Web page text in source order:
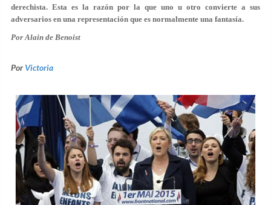
derechista. Esta es la razón por la que uno u otro convierte a sus
adversarios en una representación que es normalmente una fantasía.
Por Alain de Benoist
PorVictoria